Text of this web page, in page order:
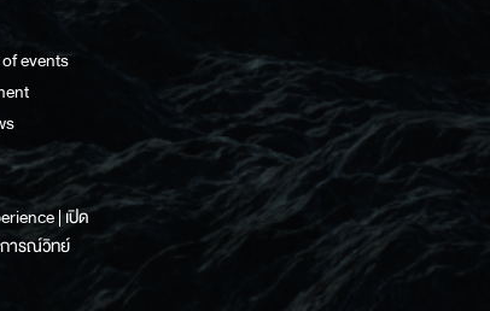
events
| เปิด
ารณ์วิทย์